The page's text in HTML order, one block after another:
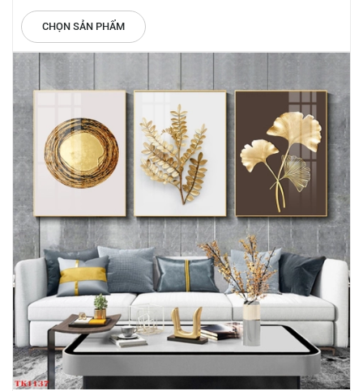
CHỌN SẢN PHẨM